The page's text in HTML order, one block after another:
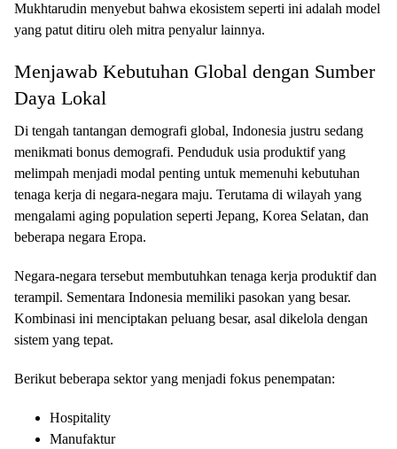
Mukhtarudin menyebut bahwa ekosistem seperti ini adalah model
yang patut ditiru oleh mitra penyalur lainnya.
Menjawab Kebutuhan Global dengan Sumber
Daya Lokal
Di tengah tantangan demografi global, Indonesia justru sedang
menikmati bonus demografi. Penduduk usia produktif yang
melimpah menjadi modal penting untuk memenuhi kebutuhan
tenaga kerja di negara-negara maju. Terutama di wilayah yang
mengalami aging population seperti Jepang, Korea Selatan, dan
beberapa negara Eropa.
Negara-negara tersebut membutuhkan tenaga kerja produktif dan
terampil. Sementara Indonesia memiliki pasokan yang besar.
Kombinasi ini menciptakan peluang besar, asal dikelola dengan
sistem yang tepat.
Berikut beberapa sektor yang menjadi fokus penempatan:
Hospitality
Manufaktur